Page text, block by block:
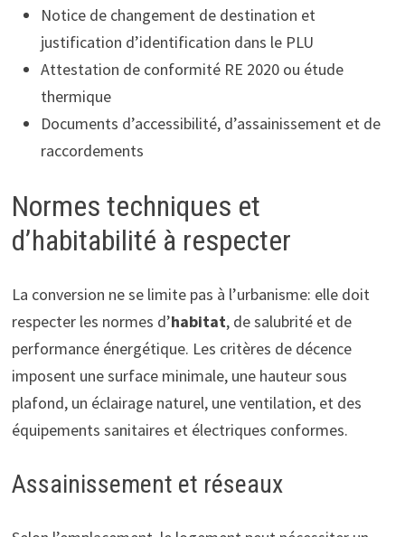
Notice de changement de destination et
justification d’identification dans le PLU
Attestation de conformité RE 2020 ou étude
thermique
Documents d’accessibilité, d’assainissement et de
raccordements
Normes techniques et
d’habitabilité à respecter
La conversion ne se limite pas à l’urbanisme: elle doit
respecter les normes d’habitat, de salubrité et de
performance énergétique. Les critères de décence
imposent une surface minimale, une hauteur sous
plafond, un éclairage naturel, une ventilation, et des
équipements sanitaires et électriques conformes.
Assainissement et réseaux